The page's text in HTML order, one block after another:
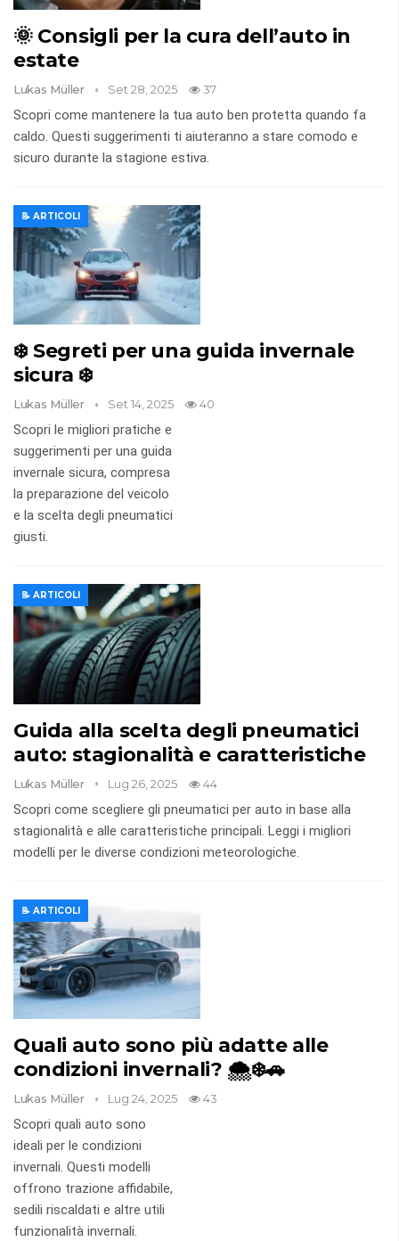
🌞 Consigli per la cura dell’auto in
estate
Lukas Müller Set 28, 2025 37
Scopri come mantenere la tua auto ben protetta quando fa
caldo. Questi suggerimenti ti aiuteranno a stare comodo e
sicuro durante la stagione estiva.
📝 ARTICOLI
❄️ Segreti per una guida invernale
sicura ❄️
Lukas Müller Set 14, 2025 40
Scopri le migliori pratiche e
suggerimenti per una guida
invernale sicura, compresa
la preparazione del veicolo
e la scelta degli pneumatici
giusti.
📝 ARTICOLI
Guida alla scelta degli pneumatici
auto: stagionalità e caratteristiche
Lukas Müller Lug 26, 2025 44
Scopri come scegliere gli pneumatici per auto in base alla
stagionalità e alle caratteristiche principali. Leggi i migliori
modelli per le diverse condizioni meteorologiche.
📝 ARTICOLI
Quali auto sono più adatte alle
condizioni invernali? 🌨️❄️🚗
Lukas Müller Lug 24, 2025 43
Scopri quali auto sono
ideali per le condizioni
invernali. Questi modelli
offrono trazione affidabile,
sedili riscaldati e altre utili
funzionalità invernali.